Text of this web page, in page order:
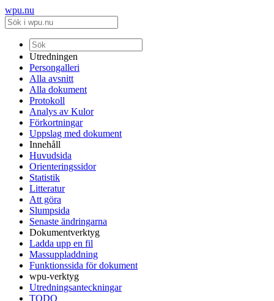
wpu.nu
Utredningen
Persongalleri
Alla avsnitt
Alla dokument
Protokoll
Analys av Kulor
Förkortningar
Uppslag med dokument
Innehåll
Huvudsida
Orienteringssidor
Statistik
Litteratur
Att göra
Slumpsida
Senaste ändringarna
Dokumentverktyg
Ladda upp en fil
Massuppladdning
Funktionssida för dokument
wpu-verktyg
Utredningsanteckningar
TODO